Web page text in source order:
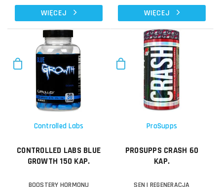
WIĘCEJ WIĘCEJ
Controlled Labs
CONTROLLED LABS BLUE
GROWTH 150 KAP.
BOOSTERY HORMONU
ProSupps
PROSUPPS CRASH 60
KAP.
SEN I REGENERACJA